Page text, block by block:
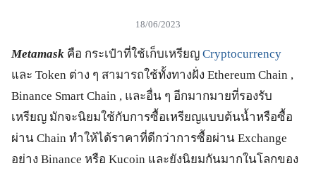
18/06/2023
Metamask คือ กระเป๋าที่ใช้เก็บเหรียญ Cryptocurrency
และ Token ต่าง ๆ สามารถใช้ทั้งทางฝั่ง Ethereum Chain ,
Binance Smart Chain , และอื่น ๆ อีกมากมายที่รองรับ
เหรียญ มักจะนิยมใช้กับการซื้อเหรียญแบบต้นน้ำหรือซื้อ
ผ่าน Chain ทำให้ได้ราคาที่ดีกว่าการซื้อผ่าน Exchange
อย่าง Binance หรือ Kucoin และยังนิยมกันมากในโลกของ